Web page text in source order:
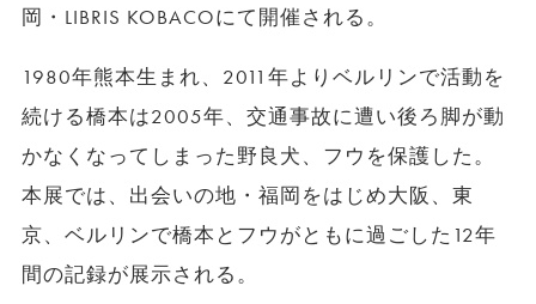
岡・LIBRIS KOBACOにて開催される。
1980年熊本生まれ、2011年よりベルリンで活動を
続ける橋本は2005年、交通事故に遭い後ろ脚が動
かなくなってしまった野良犬、フウを保護した。
本展では、出会いの地・福岡をはじめ大阪、東
京、ベルリンで橋本とフウがともに過ごした12年
間の記録が展示される。